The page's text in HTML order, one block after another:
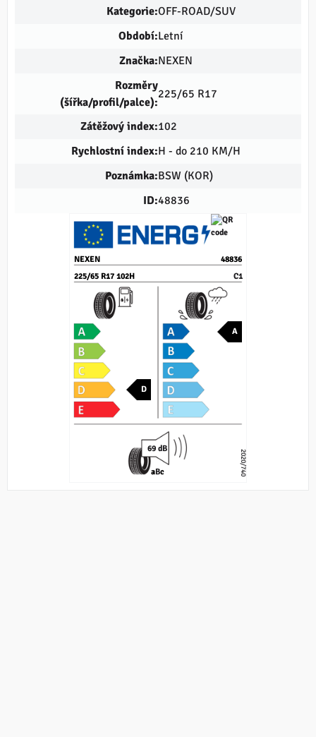
Kategorie:OFF-ROAD/SUV
Období:Letní
Značka:NEXEN
Rozměry
(šířka/profil/palce):
225/65 R17
Zátěžový index:102
Rychlostní index:H - do 210 KM/H
Poznámka:BSW (KOR)
ID:48836
225/65 R17 102H
NEXEN 48836
D
A
69 dB
C1
2020/740
aBc